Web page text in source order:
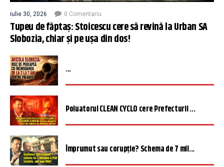
iulie 30, 2026 0 Comentariu
Tupeu de făptaș: Stoicescu cere să revină la Urban SA
Slobozia, chiar și pe ușa din dos!
...
Poluatorul CLEAN CYCLO cere Prefecturii ...
Împrumut sau corupție? Schema de 7 mil...